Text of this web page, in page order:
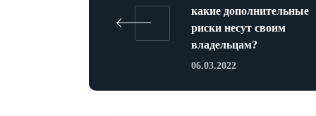
какие дополнительные
риски несут своим
владельцам?
06.03.2022